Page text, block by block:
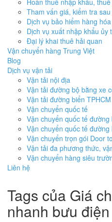
Hoàn thuế nhập khẩu, thuế
Tham vấn giá, kiểm tra
Dịch vụ bảo hiểm hàng hóa
Dịch vụ xuất nhập khẩu ủy
Đại lý khai thuê hải quan
Vận chuyển hàng Trung Việt
Blog
Dịch vụ vận tải
Vận tải nội địa
Vận tải đường bộ bằng xe
Vận tải đường biển
Vận chuyển quốc tế
Vận chuyển quốc tế đường
Vận chuyển quốc tế đường
Vận chuyển trọn gói Door
Vận tải đa phương thức,
Vận chuyển hàng siêu
Liên hệ
Tags của Giá
nhanh bưu điện